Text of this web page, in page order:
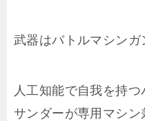
武器はバトルマシンガ
人工知能で自我を持
サンダーが専用マシ